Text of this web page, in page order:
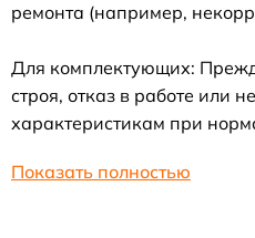
ремонта (например,
Для комплектующих:
строя, отказ в работе или
характеристикам при
Показать полностью